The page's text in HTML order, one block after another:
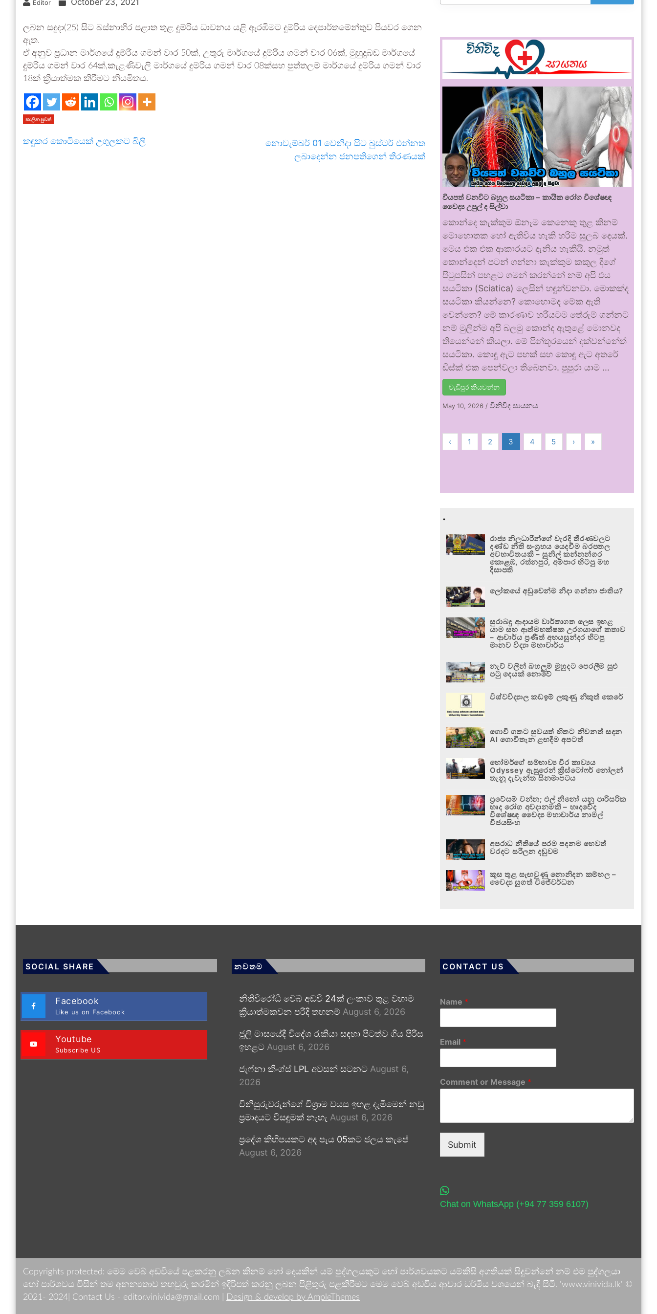
Editor October 23, 2021
ලබන සඳුදා(25) සිට බස්නාහිර පළාත තුළ දුම්රිය ධාවනය යළි ඇරඹීමට දුම්රිය දෙපාර්තමේන්තුව පියවර ගෙන
ඇත.
ඒ අනුව ප්‍රධාන මාර්ගයේ දුම්රිය ගමන් වාර 50ක්, උතුරු මාර්ගයේ දුම්රිය ගමන් වාර 06ක්, මුහුදුබඩ මාර්ගයේ
දුම්රිය ගමන් වාර 64ක්,කැළණිවැලි මාර්ගයේ දුම්රිය ගමන් වාර 08ක්සහ පුත්තලම් මාර්ගයේ දුම්රිය ගමන් වාර
18ක් ක්‍රියාත්මක කිරීමට නියමිතය.
කාලීන පුවත්
කඳුකර කොටියෙක් උගුලකට බිලි
නොවැම්බර් 01 වෙනිදා සිට බුස්ටර් එන්නත
ලබාදෙන්න ජනපතිගෙන් තීරණයක්
වියපත් වනවිට බහුල සයටිකා – කායික රෝග විශේෂඥ
වෛද්‍ය උපුල් ද සිල්වා
කොන්දෙ කැක්කුම ඕනෑම කෙනෙකු තුළ කිනම්
මොහොතක හෝ ඇතිවිය හැකි හරිම සුලබ දෙයක්.
මෙය එක එක ආකාරයට දැනිය හැකියි. නමුත්
කොන්දෙන් පටන් ගන්නා කැක්කුම කකුල දිගේ
පිටුපසින් පහළට ගමන් කරන්නේ නම් අපි එය
සයටිකා (Sciatica) ලෙසින් හඳුන්වනවා. මොකක්ද
සයටිකා කියන්නෙ? කොහොමද මේක ඇති
වෙන්නෙ? මේ කාරණාව හරියටම තේරුම් ගන්නට
නම් මුලින්ම අපි බලමු කොන්ද ඇතුළේ මොනවද
තියෙන්නේ කියලා. මේ පින්තූරයෙන් දක්වන්නේත්
සයටිකා. කොඳු ඇට පහක් සහ කොඳු ඇට අතරේ
ඩිස්ක් එක පෙන්වලා තිබෙනවා. පුපුරා යාම …
වැඩිපුර කියවන්න
May 10, 2026 /විනිවිද සායනය
‹ 1 2 3 4 5 › »
.
රාජ්‍ය නිලධාරීන්ගේ වැරදි තීරණවලට
දණ්ඩ නීති සංග්‍රහය යෙදවීම බරපතල
අවභාවිතයකි – සුනිල් කන්නන්ගර
කොළඹ, රත්නපුර, අම්පාර හිටපු මහ
දිසාපති
ලෝකයේ අඩුවෙන්ම නිදා ගන්නා ජාතිය?
සුරාබදු ආදායම වාර්තාගත ලෙස ඉහළ
යාම සහ ආත්මභක්ෂක උරගයාගේ කතාව
– ආචාර්ය ප්‍රණීත් අභයසුන්දර හිටපු
මානව විද්‍යා මහාචාර්ය
නැව් වලින් බහලුම් මුහුදට පෙරලීම සුළු
පටු දෙයක් නොවේ
විශ්වවිද්‍යාල කඩඉම් ලකුණු නිකුත් කෙරේ
ගොවි ගතට සුවයත් හිතට නිවනත් සදන
AI ගොවිතැන ළඟදීම අපටත්
හෝමර්ගේ සම්භාව්‍ය වීර කාව්‍යය
Odyssey ඇසුරෙන් ක්‍රිස්ටෝෆර් නෝලන්
තැනූ දැවැන්ත සිනමාපටය
ප්‍රවේසම් වන්න; එල් නිනෝ යනු පාරිසරික
හෘද රෝග අවදානමකි – හෘදවේද
විශේෂඥ වෛද්‍ය මහාචාර්ය නාමල්
විජයසිංහ
අපරාධ නීතියේ පරම පදනම හෙවත්
වරදට සරිලන දඬුවම
කුස තුළ සැඟවුණු නොනිදන කම්හල –
වෛද්‍ය සුගත් විජේවර්ධන
SOCIAL SHARE
Facebook
Like us on Facebook
Youtube
Subscribe US
නවතම
නීතිවිරෝධී වෙබ් අඩවි 24ක් ලංකාව තුළ වහාම
ක්‍රියාත්මකවන පරිදි තහනම් August 6, 2026
ජූලි මාසයේදී විදේශ රැකියා සඳහා පිටත්ව ගිය පිරිස
ඉහළට August 6, 2026
ජැෆ්නා කිංග්ස් LPL අවසන් සටනට August 6,
2026
විනිසුරුවරුන්ගේ විශ්‍රාම වයස ඉහළ දැමීමෙන් නඩු
ප්‍රමාදයට විසඳුමක් නැහැ August 6, 2026
ප්‍රදේශ කිහිපයකට අද පැය 05කට ජලය කැපේ
August 6, 2026
CONTACT US
Name *
Email *
Comment or Message *
Submit
Chat on WhatsApp (+94 77 359 6107)
Copyrights protected: මෙම වෙබ් අඩවියේ පළකරනු ලබන කිනම් හෝ දෙයකින් යම් පුද්ගලයකුට හෝ පාර්ශවයකට යම්කිසි අගතියක් සිදුවන්නේ නම් එම පුද්ගලයා
හෝ පාර්ශවය විසින් තම අනන්‍යතාව තහවුරු කරමින් ඉදිරිපත් කරනු ලබන පිළිතුරු පළකිරීමට මෙම වෙබ් අඩවිය ආචාර ධර්මීය වශයෙන් බැඳී සිටී. 'www.vinivida.lk' ©
2021- 2024| Contact Us - editor.vinivida@gmail.com |
Design & develop by AmpleThemes